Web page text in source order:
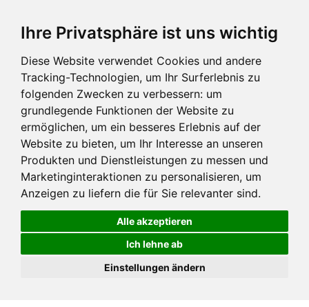
Ihre Privatsphäre ist uns wichtig
Diese Website verwendet Cookies und andere
Tracking-Technologien, um Ihr Surferlebnis zu
folgenden Zwecken zu verbessern: um
grundlegende Funktionen der Website zu
ermöglichen, um ein besseres Erlebnis auf der
Website zu bieten, um Ihr Interesse an unseren
Produkten und Dienstleistungen zu messen und
Marketinginteraktionen zu personalisieren, um
Anzeigen zu liefern die für Sie relevanter sind.
Alle akzeptieren
Ich lehne ab
Einstellungen ändern